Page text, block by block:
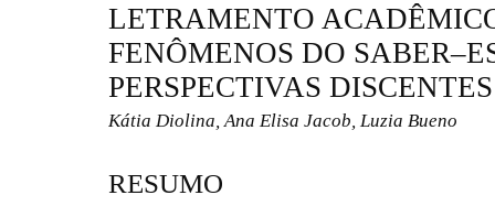
LETRAMENTO
FENÔMENOS DO
PERSPECTIVAS DISCENTES
Kátia Diolina, Ana Elisa Jacob, Luzia Bueno
RESUMO